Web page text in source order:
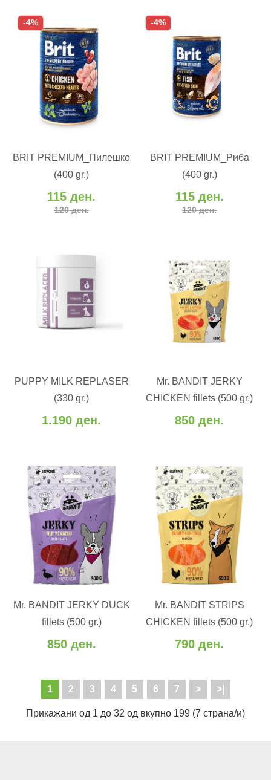
-4%
BRIT PREMIUM_Пилешко
(400 gr.)
115 ден.
120 ден.
Додај во желби
Додај за споредба
-4%
BRIT PREMIUM_Риба
(400 gr.)
115 ден.
120 ден.
Додај во желби
Додај за споредба
PUPPY MILK REPLASER
(330 gr.)
1.190 ден.
Додај во желби
Додај за споредба
Mr. BANDIT JERKY
CHICKEN fillets (500 gr.)
850 ден.
Додај во желби
Додај за споредба
Mr. BANDIT JERKY DUCK
fillets (500 gr.)
850 ден.
ВО КОШНИЧКА
Додај во желби
Додај за споредба
Mr. BANDIT STRIPS
CHICKEN fillets (500 gr.)
790 ден.
ВО КОШНИЧКА
Додај во желби
Додај за споредба
1 2 3 4 5 6 7 > >|
Прикажани од 1 до 32 од вкупно 199 (7 страна/и)